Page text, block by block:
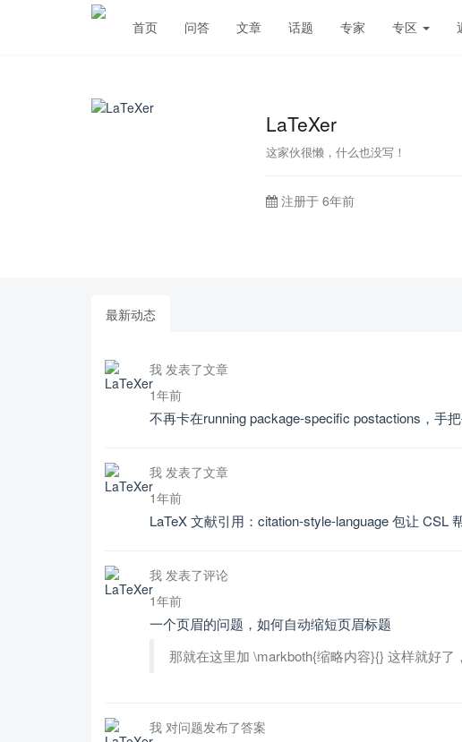
首页 问答 文章 话题 专家 专区
LaTeXer
这家伙很懒，什么也没写！
注册于 6年前
最新动态
我 发表了文章
1年前
不再卡在running package-specific postactions，手
我 发表了文章
1年前
LaTeX 文献引用：citation-style-language 包让 CSL
我 发表了评论
1年前
一个页眉的问题，如何自动缩短页眉标题
那就在这里加 \markboth{缩略内容}{} 这样就好了
我 对问题发布了答案